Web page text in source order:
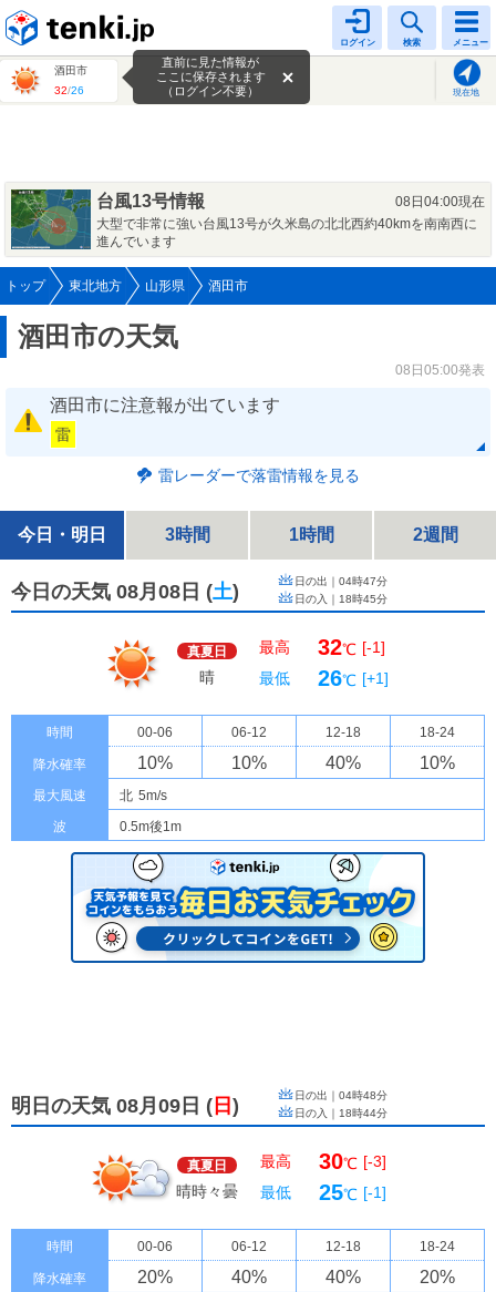
ログイン 検索 メニュー
酒田市
32/26 現在地
直前に見た情報が
ここに保存されます
（ログイン不要）
台風13号情報
08日04:00現在
大型で非常に強い台風13号が久米島の北北西約40kmを南南西に
進んでいます
トップ 東北地方 山形県 酒田市
酒田市の天気
08日05:00発表
酒田市に注意報が出ています
雷
雷レーダーで落雷情報を見る
今日・明日 3時間 1時間 2週間
今日の天気 08月08日 (土) 日の出｜ 04時47分
日の入｜ 18時45分
真夏日
晴
最高 32℃ [-1]
最低
26℃ [+1]
時間 00-06 06-12 12-18 18-24
降水確率 10% 10% 40% 10%
最大風速 北 5m/s
波
0.5m後1m
明日の天気 08月09日 ( 日 ) 日の出｜ 04時48分
日の入｜ 18時44分
真夏日
晴時々曇
最高 30℃ [-3]
最低
25℃ [-1]
時間 00-06 06-12 12-18 18-24
降水確率 20% 40% 40% 20%